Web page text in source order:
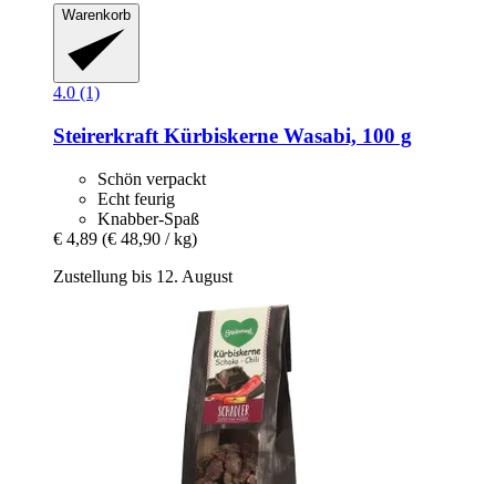
Warenkorb
4.0 (1)
Steirerkraft Kürbiskerne Wasabi, 100 g
Schön verpackt
Echt feurig
Knabber-Spaß
€ 4,89 (€ 48,90 / kg)
Zustellung bis 12. August